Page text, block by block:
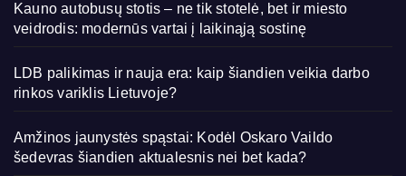
Kauno autobusų stotis – ne tik stotelė, bet ir miesto
veidrodis: modernūs vartai į laikinąją sostinę
LDB palikimas ir nauja era: kaip šiandien veikia darbo
rinkos variklis Lietuvoje?
Amžinos jaunystės spąstai: Kodėl Oskaro Vaildo
šedevras šiandien aktualesnis nei bet kada?